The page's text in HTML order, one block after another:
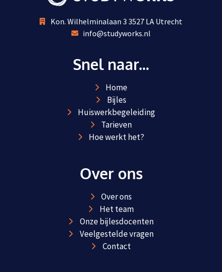
Kon. Wilhelminalaan 3 3527 LA Utrecht
info@studyworks.nl
Snel naar...
Home
Bijles
Huiswerkbegeleiding
Tarieven
Hoe werkt het?
Over ons
Over ons
Het team
Onze bijlesdocenten
Veelgestelde vragen
Contact